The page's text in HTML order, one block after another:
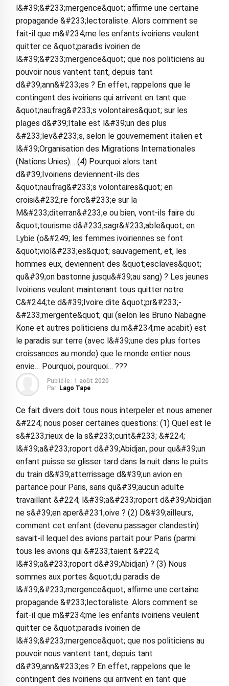
l&#39;&#233;mergence&quot; affirme une certaine
propagande &#233;lectoraliste. Alors comment se
fait-il que m&#234;me les enfants ivoiriens veulent
quitter ce &quot;paradis ivoirien de
l&#39;&#233;mergence&quot; que nos politiciens au
pouvoir nous vantent tant, depuis tant
d&#39;ann&#233;es ? En effet, rappelons que le
contingent des ivoiriens qui arrivent en tant que
&quot;naufrag&#233;s volontaires&quot; sur les
plages d&#39;Italie est l&#39;un des plus
&#233;lev&#233;s, selon le gouvernement italien et
l&#39;Organisation des Migrations Internationales
(Nations Unies)… (4) Pourquoi alors tant
d&#39;Ivoiriens deviennent-ils des
&quot;naufrag&#233;s volontaires&quot; en
croisi&#232;re forc&#233;e sur la
M&#233;diterran&#233;e ou bien, vont-ils faire du
&quot;tourisme d&#233;sagr&#233;able&quot; en
Lybie (o&#249; les femmes ivoiriennes se font
&quot;viol&#233;es&quot; sauvagement, et, les
hommes eux, deviennent des &quot;esclaves&quot;
qu&#39;on bastonne jusqu&#39;au sang) ? Les jeunes
Ivoiriens veulent maintenant tous quitter notre
C&#244;te d&#39;Ivoire dite &quot;pr&#233;-
&#233;mergente&quot; qui (selon les Bruno Nabagne
Kone et autres politiciens du m&#234;me acabit) est
le paradis sur terre (avec l&#39;une des plus fortes
croissances au monde) que le monde entier nous
envie… Pourquoi, pourquoi… ???
Publié le : 1 août 2020
Par: Lago Tape
Ce fait divers doit tous nous interpeler et nous amener
&#224; nous poser certaines questions: (1) Quel est le
s&#233;rieux de la s&#233;curit&#233; &#224;
l&#39;a&#233;roport d&#39;Abidjan, pour qu&#39;un
enfant puisse se glisser tard dans la nuit dans le puits
du train d&#39;atterrissage d&#39;un avion en
partance pour Paris, sans qu&#39;aucun adulte
travaillant &#224; l&#39;a&#233;roport d&#39;Abidjan
ne s&#39;en aper&#231;oive ? (2) D&#39;ailleurs,
comment cet enfant (devenu passager clandestin)
savait-il lequel des avions partait pour Paris (parmi
tous les avions qui &#233;taient &#224;
l&#39;a&#233;roport d&#39;Abidjan) ? (3) Nous
sommes aux portes &quot;du paradis de
l&#39;&#233;mergence&quot; affirme une certaine
propagande &#233;lectoraliste. Alors comment se
fait-il que m&#234;me les enfants ivoiriens veulent
quitter ce &quot;paradis ivoirien de
l&#39;&#233;mergence&quot; que nos politiciens au
pouvoir nous vantent tant, depuis tant
d&#39;ann&#233;es ? En effet, rappelons que le
contingent des ivoiriens qui arrivent en tant que